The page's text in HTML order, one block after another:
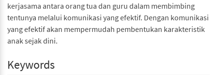
kerjasama antara orang tua dan guru dalam membimbing
tentunya melalui komunikasi yang efektif. Dengan komunikasi
yang efektif akan mempermudah pembentukan karakteristik
anak sejak dini.
Keywords